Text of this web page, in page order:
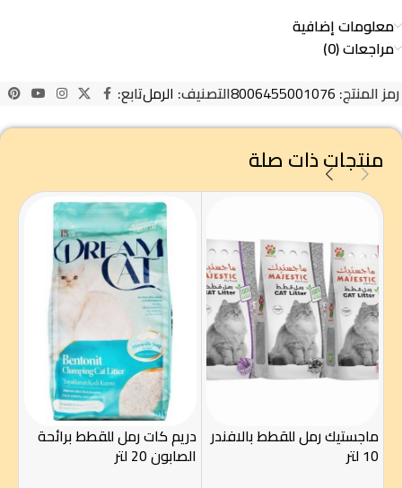
معلومات إضافية
مراجعات (0)
رمز المنتج: 8006455001076التصنيف: الرملتابع:
منتجات ذات صلة
ماجستيك رمل للقطط بالافندر
10 لتر
دريم كات رمل للقطط برائحة
الصابون 20 لتر